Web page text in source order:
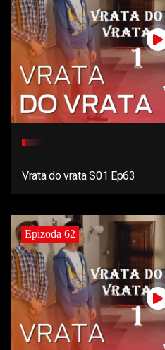
Vrata do vrata S01 Ep63
Epizoda 62